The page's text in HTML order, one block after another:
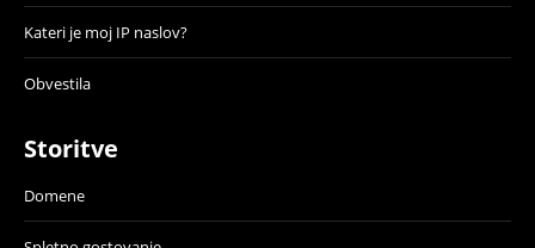
Kateri je moj IP naslov?
Obvestila
Storitve
Domene